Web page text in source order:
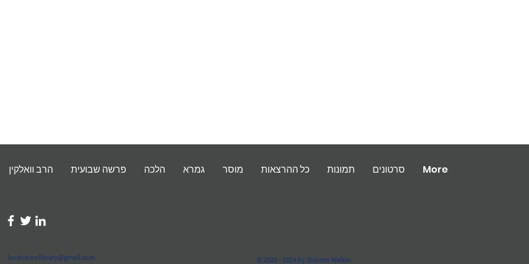
הרב וואלקין פרשה שבועית הלכה גמרא מוסר כל ההרצאות תמונות סרטונים More
levaharonlibrary@gmail.com
© 2020 - 2024 by Shlomo Walkin.